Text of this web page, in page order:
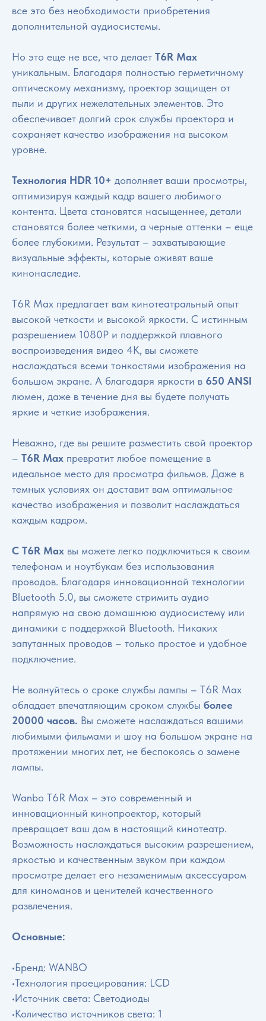
все это без необходимости приобретения
дополнительной аудиосистемы.
Но это еще не все, что делает T6R Max
уникальным. Благодаря полностью герметичному
оптическому механизму, проектор защищен от
пыли и других нежелательных элементов. Это
обеспечивает долгий срок службы проектора и
сохраняет качество изображения на высоком
уровне.
Технология HDR 10+ дополняет ваши просмотры,
оптимизируя каждый кадр вашего любимого
контента. Цвета становятся насыщеннее, детали
становятся более четкими, а черные оттенки – еще
более глубокими. Результат – захватывающие
визуальные эффекты, которые оживят ваше
кинонаследие.
T6R Max предлагает вам кинотеатральный опыт
высокой четкости и высокой яркости. С истинным
разрешением 1080P и поддержкой плавного
воспроизведения видео 4K, вы сможете
наслаждаться всеми тонкостями изображения на
большом экране. А благодаря яркости в 650 ANSI
люмен, даже в течение дня вы будете получать
яркие и четкие изображения.
Неважно, где вы решите разместить свой проектор
– T6R Max превратит любое помещение в
идеальное место для просмотра фильмов. Даже в
темных условиях он доставит вам оптимальное
качество изображения и позволит наслаждаться
каждым кадром.
С T6R Max вы можете легко подключиться к своим
телефонам и ноутбукам без использования
проводов. Благодаря инновационной технологии
Bluetooth 5.0, вы сможете стримить аудио
напрямую на свою домашнюю аудиосистему или
динамики с поддержкой Bluetooth. Никаких
запутанных проводов – только простое и удобное
подключение.
Не волнуйтесь о сроке службы лампы – T6R Max
обладает впечатляющим сроком службы более
20000 часов. Вы сможете наслаждаться вашими
любимыми фильмами и шоу на большом экране на
протяжении многих лет, не беспокоясь о замене
лампы.
Wanbo T6R Max – это современный и
инновационный кинопроектор, который
превращает ваш дом в настоящий кинотеатр.
Возможность наслаждаться высоким разрешением,
яркостью и качественным звуком при каждом
просмотре делает его незаменимым аксессуаром
для киноманов и ценителей качественного
развлечения.
Основные:
•Бренд: WANBO
•Технология проецирования: LCD
•Источник света: Светодиоды
•Количество источников света: 1